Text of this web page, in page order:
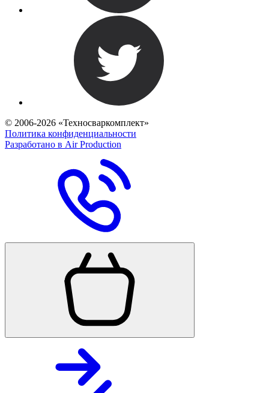
© 2006-2026 «Техносваркомплект»
Политика конфиденциальности
Разработано в Air Production